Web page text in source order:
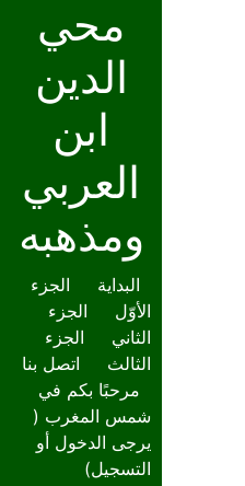
محي
الدين
ابن
العربي
ومذهبه
البداية
الجزء
الأوّل
الجزء
الثاني
الجزء
الثالث
اتصل بنا
مرحبًا بكم في
شمس المغرب (
يرجى الدخول أو
التسجيل)